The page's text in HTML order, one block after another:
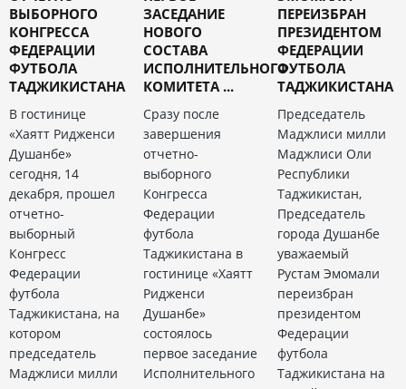
ВЫБОРНОГО
КОНГРЕССА
ФЕДЕРАЦИИ
ФУТБОЛА
ТАДЖИКИСТАНА
В гостинице
«Хаятт Ридженси
Душанбе»
сегодня, 14
декабря, прошел
отчетно-
выборный
Конгресс
Федерации
футбола
Таджикистана, на
котором
председатель
Маджлиси милли
ЗАСЕДАНИЕ
НОВОГО
СОСТАВА
ИСПОЛНИТЕЛЬНОГО
КОМИТЕТА ...
Сразу после
завершения
отчетно-
выборного
Конгресса
Федерации
футбола
Таджикистана в
гостинице «Хаятт
Ридженси
Душанбе»
состоялось
первое заседание
Исполнительного
ПЕРЕИЗБРАН
ПРЕЗИДЕНТОМ
ФЕДЕРАЦИИ
ФУТБОЛА
ТАДЖИКИСТАНА
Председатель
Маджлиси милли
Маджлиси Оли
Республики
Таджикистан,
Председатель
города Душанбе
уважаемый
Рустам Эмомали
переизбран
президентом
Федерации
футбола
Таджикистана на